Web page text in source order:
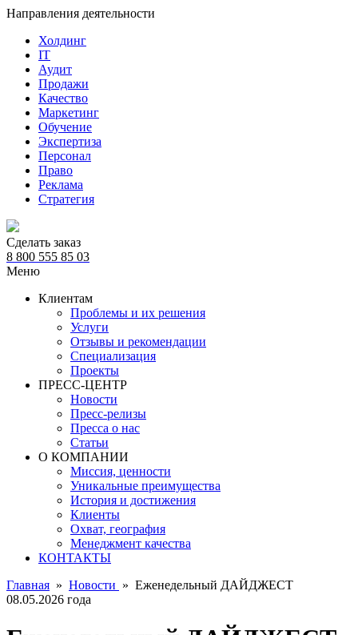
Направления деятельности
Холдинг
IT
Аудит
Продажи
Качество
Маркетинг
Обучение
Экспертиза
Персонал
Право
Реклама
Стратегия
Сделать заказ
8 800 555 85 03
Меню
Клиентам
Проблемы и их решения
Услуги
Отзывы и рекомендации
Специализация
Проекты
ПРЕСС-ЦЕНТР
Новости
Пресс-релизы
Пресса о нас
Статьи
О КОМПАНИИ
Миссия, ценности
Уникальные преимущества
История и достижения
Клиенты
Охват, география
Менеджмент качества
КОНТАКТЫ
Главная » Новости » Еженедельный ДАЙДЖЕСТ
08.05.2026 года